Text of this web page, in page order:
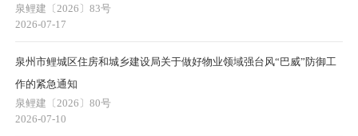
泉鲤建〔2026〕83号
2026-07-17
泉州市鲤城区住房和城乡建设局关于做好物业领域强台风“巴威”防御工
作的紧急通知
泉鲤建〔2026〕80号
2026-07-10